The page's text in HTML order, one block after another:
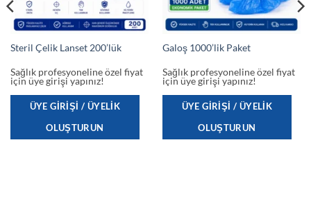
Steril Çelik Lanset 200’lük
Sağlık profesyoneline özel fiyat
için üye girişi yapınız!
ÜYE GIRIŞI / ÜYELIK
OLUŞTURUN
Galoş 1000’lik Paket
Sağlık profesyoneline özel fiyat
için üye girişi yapınız!
ÜYE GIRIŞI / ÜYELIK
OLUŞTURUN